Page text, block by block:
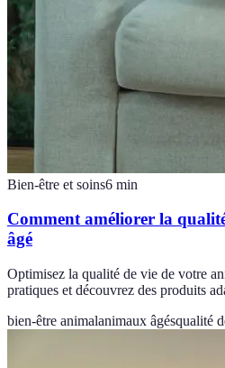
Bien-être et soins6 min
Comment améliorer la
âgé
Optimisez la qualité de vie de votre
pratiques et découvrez des produits
bien-être animalanimaux âgésqualité